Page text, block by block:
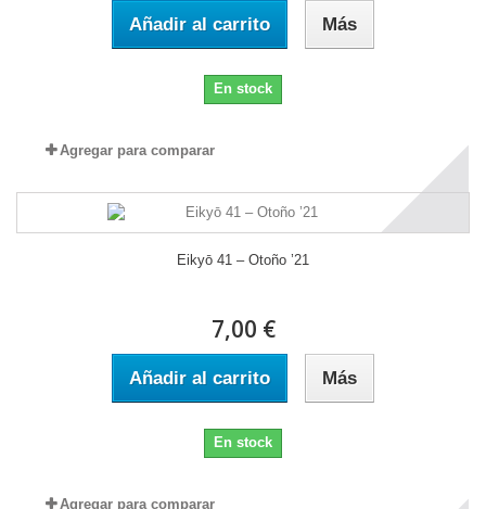
Añadir al carrito Más
En stock
Agregar para comparar
Eikyō 41 – Otoño ’21
7,00 €
Añadir al carrito Más
En stock
Agregar para comparar